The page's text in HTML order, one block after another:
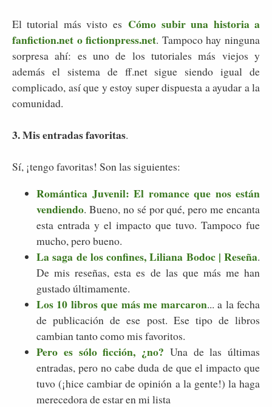
El tutorial más visto es Cómo subir una historia a
fanfiction.net o fictionpress.net. Tampoco hay ninguna
sorpresa ahí: es uno de los tutoriales más viejos y
además el sistema de ff.net sigue siendo igual de
complicado, así que y estoy super dispuesta a ayudar a la
comunidad.
3. Mis entradas favoritas.
Sí, ¡tengo favoritas! Son las siguientes:
Romántica Juvenil: El romance que nos están
vendiendo. Bueno, no sé por qué, pero me encanta
esta entrada y el impacto que tuvo. Tampoco fue
mucho, pero bueno.
La saga de los confines, Liliana Bodoc | Reseña.
De mis reseñas, esta es de las que más me han
gustado últimamente.
Los 10 libros que más me marcaron... a la fecha
de publicación de ese post. Ese tipo de libros
cambian tanto como mis favoritos.
Pero es sólo ficción, ¿no? Una de las últimas
entradas, pero no cabe duda de que el impacto que
tuvo (¡hice cambiar de opinión a la gente!) la haga
merecedora de estar en mi lista